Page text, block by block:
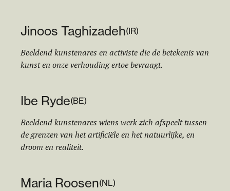
Jinoos Taghizadeh(IR)
Beeldend kunstenares en activiste die de betekenis van
kunst en onze verhouding ertoe bevraagt.
Ibe Ryde(BE)
Beeldend kunstenares wiens werk zich afspeelt tussen
de grenzen van het artificiële en het natuurlijke, en
droom en realiteit.
Maria Roosen(NL)